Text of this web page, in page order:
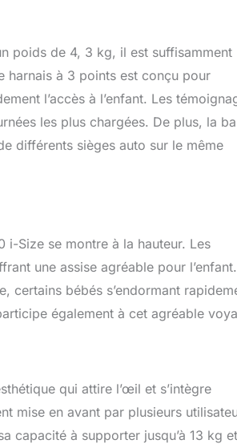
siège arrière : un rétroviseur de
siège
poids de 4, 3 kg, il est suffisamment
harnais à 3 points est conçu pour
l’accès à l’enfant. Les
les plus chargées. De plus, la
différents sièges auto sur le même
Size se montre à la hauteur. Les
une assise agréable pour
certains bébés s’endormant
également à cet agréable
qui attire l’œil et s’intègre
mise en avant par plusieurs
capacité à supporter jusqu’à 13 kg